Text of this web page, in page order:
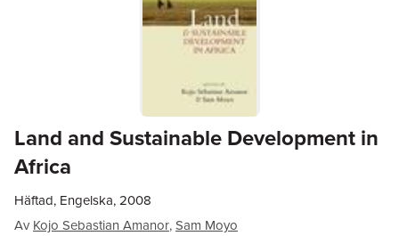
Land and Sustainable Development in
Africa
Häftad, Engelska, 2008
Av Kojo Sebastian Amanor,Sam Moyo